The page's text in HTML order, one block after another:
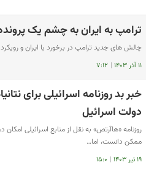
ترامپ به ایران به چشم یک
چالش های جدید ترامپ در برخورد با ایران و
۱۱ آذر ۱۴۰۳ | ۷:۱۲
خبر بد روزنامه اسرائیلی برای
دولت اسرائیل
روزنامه «هاآرتص» به نقل از منابع اسرائیلی
ممکن دانست، اما…
۱۹ تیر ۱۴۰۳ | ۱۵:۰